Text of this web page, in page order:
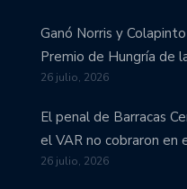
Ganó Norris y
Premio de Hungría de
26 julio, 2026
El penal de Barracas
el VAR no cobraron en
26 julio, 2026